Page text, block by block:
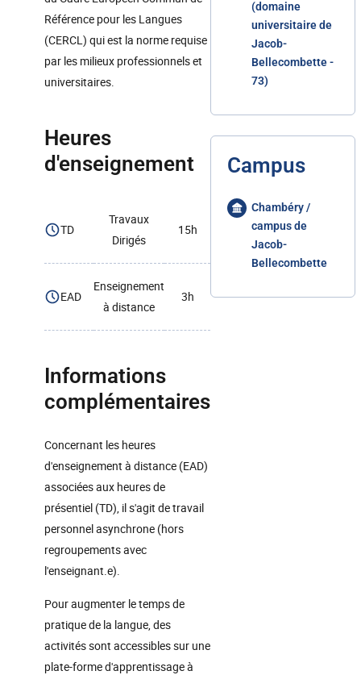
Référence pour les Langues
(CERCL) qui est la norme requise
par les milieux professionnels et
universitaires.
Heures
d'enseignement
TD
Travaux
Dirigés
15h
EAD
Enseignement
à distance
3h
Informations
complémentaires
Concernant les heures
d'enseignement à distance (EAD)
associées aux heures de
présentiel (TD), il s'agit de travail
personnel asynchrone (hors
regroupements avec
l'enseignant.e).
Pour augmenter le temps de
pratique de la langue, des
activités sont accessibles sur une
plate-forme d'apprentissage à
(domaine
universitaire de
Jacob-
Bellecombette -
73)
Campus
Chambéry /
campus de
Jacob-
Bellecombette